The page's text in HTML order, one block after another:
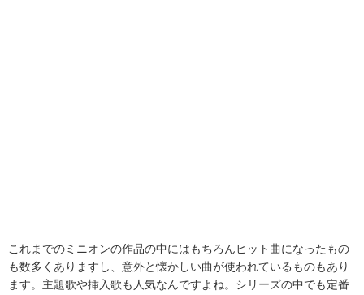
これまでのミニオンの作品の中にはもちろんヒット曲になったもの
も数多くありますし、意外と懐かしい曲が使われているものもあり
ます。主題歌や挿入歌も人気なんですよね。シリーズの中でも定番